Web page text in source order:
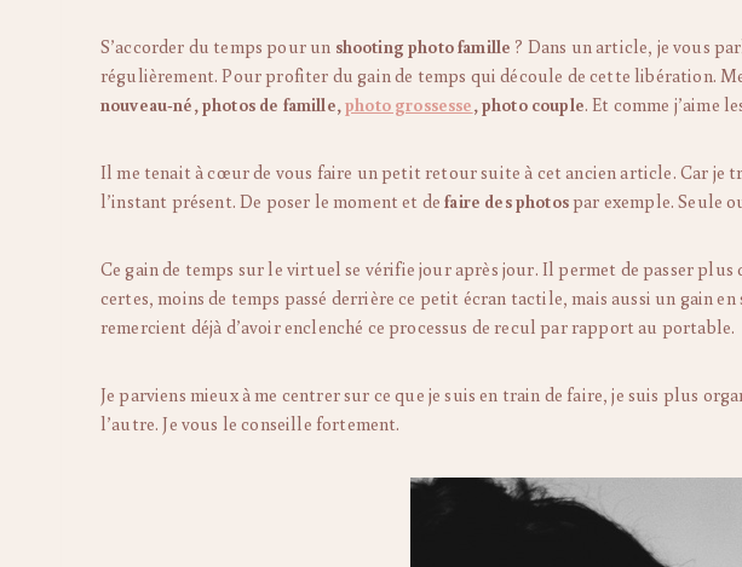
S’accorder du temps pour un shooting photo famille ? Dans un article, je vous
régulièrement. Pour profiter du gain de temps qui découle de cette libération.
nouveau-né, photos de famille,photo grossesse , photo couple. Et comme j’aime
Il me tenait à cœur de vous faire un petit retour suite à cet ancien article. Car je
l’instant présent. De poser le moment et defaire des photospar exemple. Seule
Ce gain de temps sur le virtuel se vérifie jour après jour. Il permet de passer plus
certes, moins de temps passé derrière ce petit écran tactile, mais aussi un gain
remercient déjà d’avoir enclenché ce processus de recul par rapport au portable.
Je parviens mieux à me centrer sur ce que je suis en train de faire, je suis plus
l’autre. Je vous le conseille fortement.